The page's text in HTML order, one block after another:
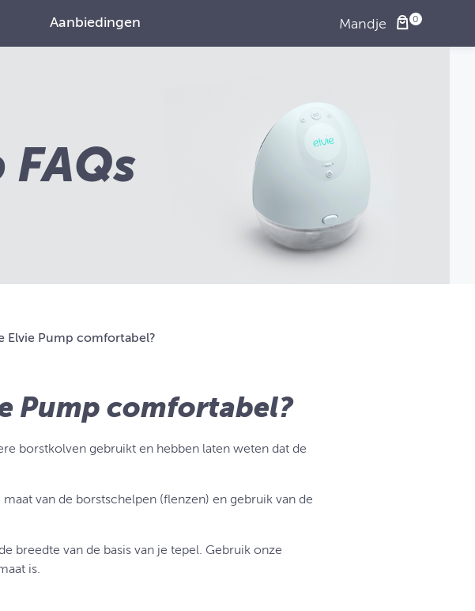
Aanbiedingen Mandje
Elvie Pump comfortabel?
Pump comfortabel?
borstkolven gebruikt en hebben laten weten dat de
van de borstschelpen (flenzen) en gebruik van de
breedte van de basis van je tepel. Gebruik onze
is.